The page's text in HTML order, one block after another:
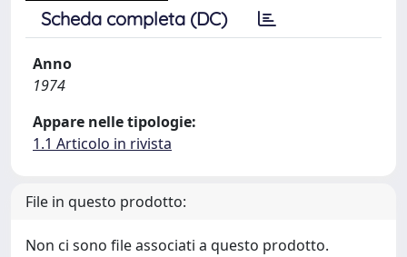
Scheda completa (DC)
Anno
1974
Appare nelle tipologie:
1.1 Articolo in rivista
File in questo prodotto:
Non ci sono file associati a questo prodotto.